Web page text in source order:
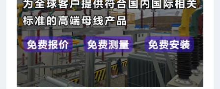
192xxxx2920 周先生 咨询了报价10分钟前
189xxxx6562 王先生 咨询了报价1秒前
190xxxx3508 徐女士 咨询了报价5秒前
135xxxx6654 张先生 咨询了报价1分钟前
181xxxx7531 苟先生 咨询了报价
182xxxx4350 秦女士 咨询了报价7分钟前